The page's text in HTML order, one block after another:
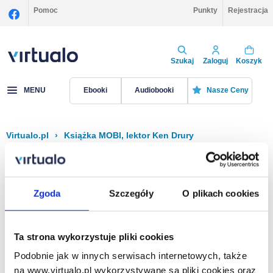
Zgoda Szczegóły O plikach cookies
Ta strona wykorzystuje pliki cookies
Podobnie jak w innych serwisach internetowych, także
na www.virtualo.pl wykorzystywane są pliki cookies oraz
Pomoc Punkty Rejestracja
Szukaj Zaloguj Koszyk
MENU Ebooki Audiobooki Nasze Ceny
Virtualo.pl › Książka MOBI, lektor Ken Drury
Filtruj Sortuj
Na stronie